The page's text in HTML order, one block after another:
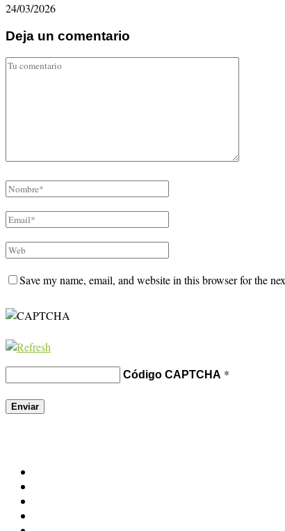
24/03/2026
Deja un comentario
Save my name, email, and website in this browser for the
Código CAPTCHA *